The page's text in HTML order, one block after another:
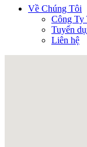
Về Chúng Tôi
Công
Tuyển
Liên hệ